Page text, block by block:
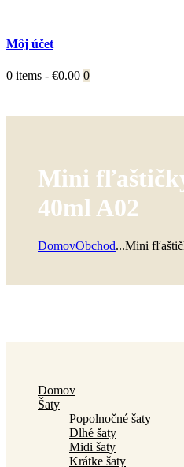
Môj účet
0 items - €0.00 0
Mini
40ml A02
DomovObchod...Mini
Domov
Šaty
Popolnočné šaty
Dlhé šaty
Midi šaty
Krátke šaty